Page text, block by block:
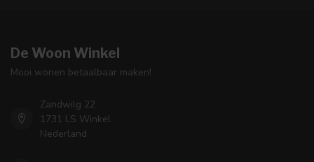
De Woon Winkel
Mooi wonen betaalbaar maken!
Zandwilg 22
1731 LS Winkel
Nederland